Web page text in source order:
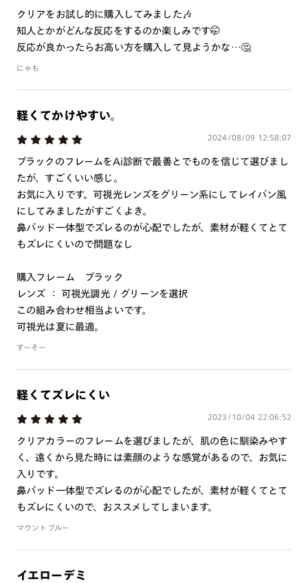
A オンラインショップで遠近両用レンズ（クリアレンズの
み）をご注文の場合、レンズ交換券を選択後に店舗にて度
つき対応可能です。
持参ください。なお、特注レンズの為、後日お渡しとなり
作成日数をいただきます。
ご注文の手順は以下をご参照ください。
1. カート画面内「レンズ選択へ」ボタンより「度つきレン
ズまたは店舗でレンズ作成」を選択
2. 遠近レンズより「遠近両用」を選択のうえ、購入手続き
画面へ
3. 「度数がわからない方・店舗でレンズ作成」を選択
をご参照ください。
※JINS極上遠近レンズは追加料金22,000円（税込み）を頂戴いたします。
※単焦点レンズでレンズ交換券を選択の場合、店舗で遠近両用代5,500円
クリアをお試し的に購入してみました🎶
知人とかがどんな反応をするのか楽しみです🤭
反応が良かったらお高い方を購入して見ようかな…🤔
にゃも
軽くてかけやすい。
2024/08/09 12:58:07
ブラックのフレームをAi診断で最善とでものを信じて選びまし
たが、すごくいい感じ。
お気に入りです。可視光レンズをグリーン系にしてレイバン風
にしてみましたがすごくよき。
鼻パッド一体型でズレるのが心配でしたが、素材が軽くてとて
もズレにくいので問題なし
購入フレーム ブラック
レンズ ： 可視光調光 / グリーンを選択
この組み合わせ相当よいです。
可視光は夏に最適。
すーそー
軽くてズレにくい
2023/10/04 22:06:52
クリアカラーのフレームを選びましたが、肌の色に馴染みやす
く、遠くから見た時には素顔のような感覚があるので、お気に
入りです。
鼻パッド一体型でズレるのが心配でしたが、素材が軽くてとて
もズレにくいので、おススメしてしまいます。
マウントブルー
イエローデミ